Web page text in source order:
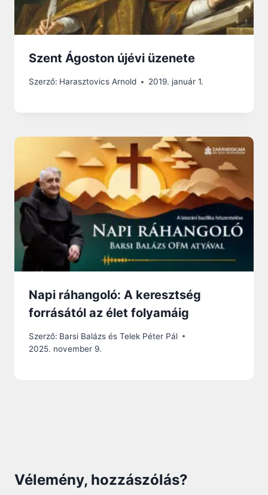
Szent Ágoston újévi üzenete
Szerző: Harasztovics Arnold 2019. január 1.
Napi ráhangoló: A keresztség
forrásától az élet folyamáig
Szerző: Barsi Balázs és Telek Péter Pál
2025. november 9.
Vélemény, hozzászólás?